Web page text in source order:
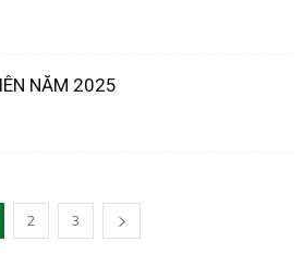
NĂM 2025
2 3